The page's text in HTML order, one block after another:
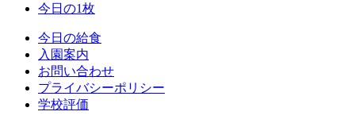
今日の1枚
今日の給食
入園案内
お問い合わせ
プライバシーポリシー
学校評価